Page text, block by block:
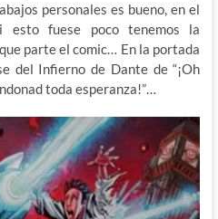
personales es bueno, en el
fuese poco tenemos la
parte el comic… En la portada
del Infierno de Dante de “¡Oh
toda esperanza!”…